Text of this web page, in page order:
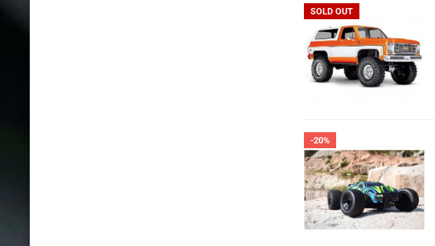
SOLD OUT
-20%